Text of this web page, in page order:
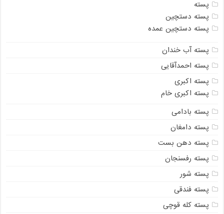
پسته
پسته دستچین
پسته دستچین عمده
پسته آب خندان
پسته احمدآقایی
پسته اکبری
پسته اکبری خام
پسته بادامی
پسته دامغان
پسته دهن بست
پسته رفسنجان
پسته شور
پسته فندقی
پسته کله قوچی